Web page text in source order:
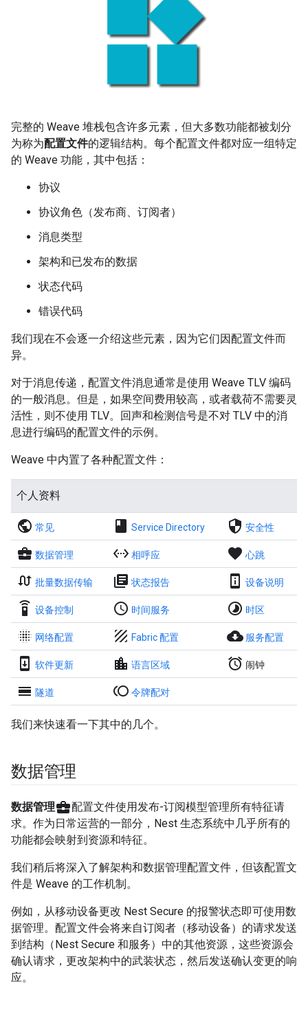
完整的 Weave 堆栈包含许多元素，但大多数功能都被划分
为称为配置文件的逻辑结构。每个配置文件都对应一组特定
的 Weave 功能，其中包括：
协议
协议角色（发布商、订阅者）
消息类型
架构和已发布的数据
状态代码
错误代码
我们现在不会逐一介绍这些元素，因为它们因配置文件而
异。
对于消息传递，配置文件消息通常是使用 Weave TLV 编码
的一般消息。但是，如果空间费用较高，或者载荷不需要灵
活性，则不使用 TLV。回声和检测信号是不对 TLV 中的消
息进行编码的配置文件的示例。
Weave 中内置了各种配置文件：
个人资料
public 常见 book Service Directory security 安全性
business_center 数据管理 settings_ethernet 相呼应 favorite 心跳
swap_calls 批量数据传输 library_books 状态报告 perm_device_information 设备说明
settings_remote 设备控制 access_time 时间服务 timelapse 时区
blur_on 网络配置 texture Fabric 配置 cloud_download 服务配置
system_update 软件更新 location_city 语言区域 alarm 闹钟
calendar_view_day 隧道 toll 令牌配对
我们来快速看一下其中的几个。
数据管理
数据管理business_center配置文件使用发布-订阅模型管理所有特征请
求。作为日常运营的一部分，Nest 生态系统中几乎所有的
功能都会映射到资源和特征。
我们稍后将深入了解架构和数据管理配置文件，但该配置文
件是 Weave 的工作机制。
例如，从移动设备更改 Nest Secure 的报警状态即可使用数
据管理。配置文件会将来自订阅者（移动设备）的请求发送
到结构（Nest Secure 和服务）中的其他资源，这些资源会
确认请求，更改架构中的武装状态，然后发送确认变更的响
应。